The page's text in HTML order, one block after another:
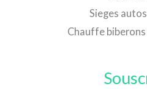
Sieges
Chauffe